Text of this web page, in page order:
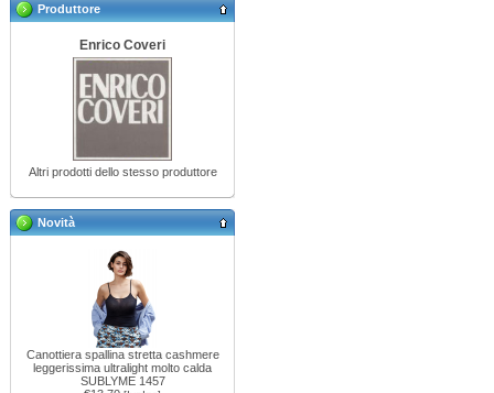
Produttore
Enrico Coveri
Altri prodotti dello stesso produttore
Novità
Canottiera spallina stretta cashmere
leggerissima ultralight molto calda
SUBLYME 1457